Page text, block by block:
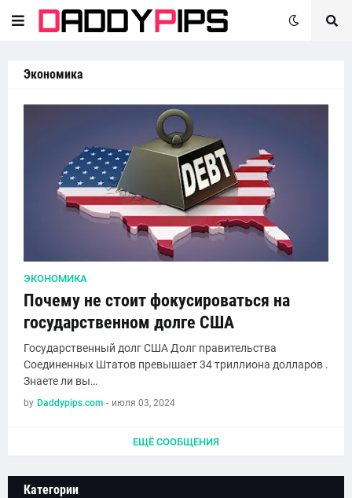
Экономика
ЭКОНОМИКА
Почему не стоит фокусироваться на
государственном долге США
Государственный долг США Долг правительства
Соединенных Штатов превышает 34 триллиона долларов .
Знаете ли вы…
by Daddypips.com - июля 03, 2024
ЕЩЁ СООБЩЕНИЯ
Категории